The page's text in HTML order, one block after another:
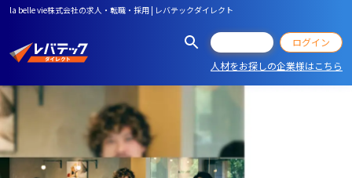
la belle vie株式会社の求人・転職・採用 | レバテックダイレクト
ログイン
人材をお探しの企業様はこちら